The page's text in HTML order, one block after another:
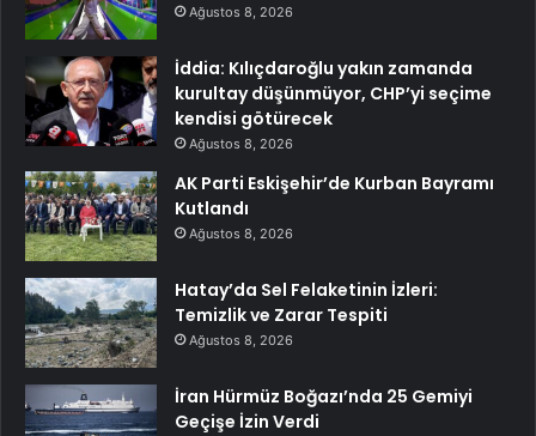
Ağustos 8, 2026
İddia: Kılıçdaroğlu yakın zamanda
kurultay düşünmüyor, CHP’yi seçime
kendisi götürecek
Ağustos 8, 2026
AK Parti Eskişehir’de Kurban Bayramı
Kutlandı
Ağustos 8, 2026
Hatay’da Sel Felaketinin İzleri:
Temizlik ve Zarar Tespiti
Ağustos 8, 2026
İran Hürmüz Boğazı’nda 25 Gemiyi
Geçişe İzin Verdi